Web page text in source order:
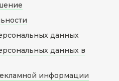
данных
данных в
информации